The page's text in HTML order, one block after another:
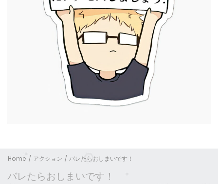
Home アクション バレたらおしまいです！
バレたらおしまいです！